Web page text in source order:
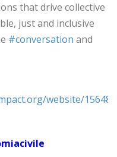
that drive collective
just and inclusive
#conversation and
website/15648